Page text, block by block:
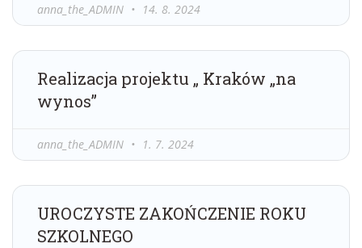
anna_the_ADMIN 14. 8. 2024
Realizacja projektu „ Kraków „na
wynos”
anna_the_ADMIN 1. 7. 2024
UROCZYSTE ZAKOŃCZENIE ROKU
SZKOLNEGO